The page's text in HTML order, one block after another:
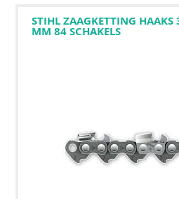
STIHL ZAAGKETTING
MM 84 SCHAKELS